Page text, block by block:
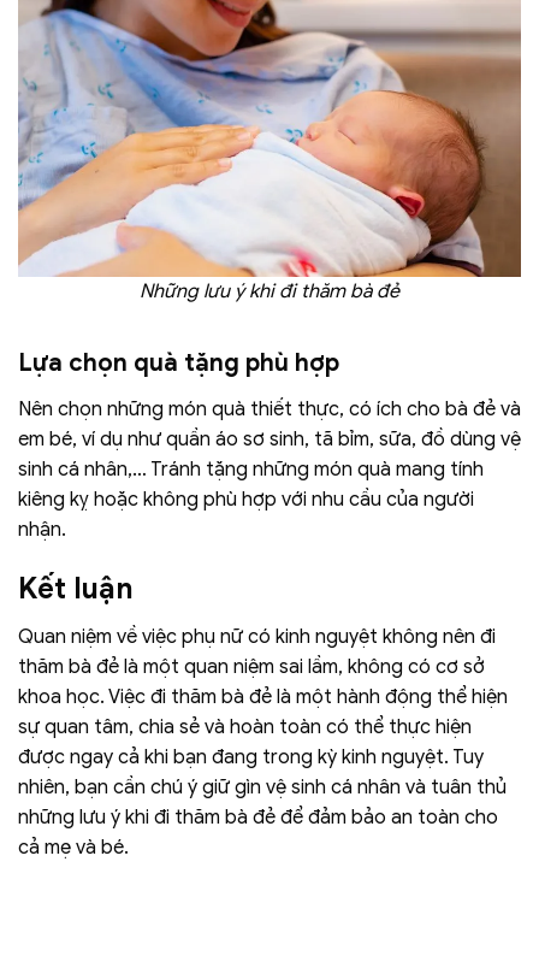
Những lưu ý khi đi thăm bà đẻ
Lựa chọn quà tặng phù hợp
Nên chọn những món quà thiết thực, có ích cho bà đẻ và
em bé, ví dụ như quần áo sơ sinh, tã bỉm, sữa, đồ dùng vệ
sinh cá nhân,… Tránh tặng những món quà mang tính
kiêng kỵ hoặc không phù hợp với nhu cầu của người
nhận.
Kết luận
Quan niệm về việc phụ nữ có kinh nguyệt không nên đi
thăm bà đẻ là một quan niệm sai lầm, không có cơ sở
khoa học. Việc đi thăm bà đẻ là một hành động thể hiện
sự quan tâm, chia sẻ và hoàn toàn có thể thực hiện
được ngay cả khi bạn đang trong kỳ kinh nguyệt. Tuy
nhiên, bạn cần chú ý giữ gìn vệ sinh cá nhân và tuân thủ
những lưu ý khi đi thăm bà đẻ để đảm bảo an toàn cho
cả mẹ và bé.